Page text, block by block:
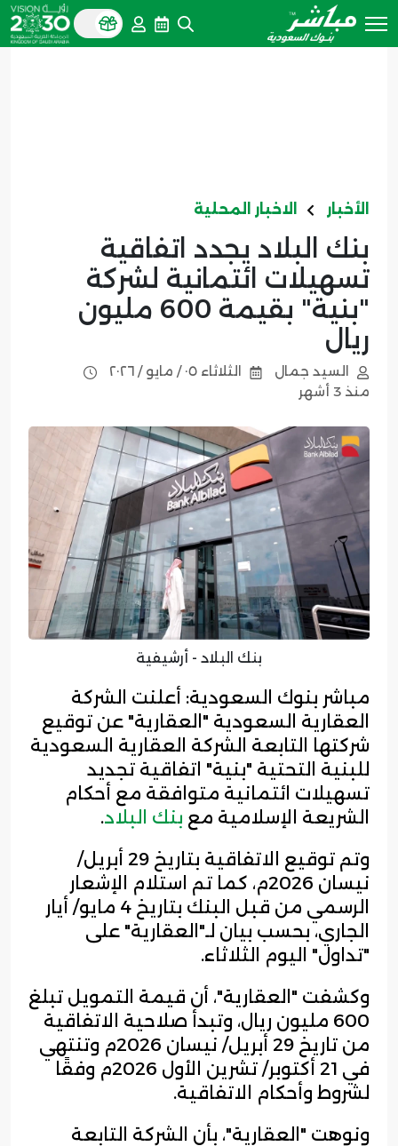
الأخبار الاخبار المحلية
بنك البلاد يجدد اتفاقية
تسهيلات ائتمانية لشركة
"بنية" بقيمة 600 مليون
ريال
السيد جمال
الثلاثاء ٠٥ / مايو / ٢٠٢٦
منذ 3 أشهر
بنك البلاد - أرشيفية
مباشر بنوك السعودية: أعلنت الشركة
العقارية السعودية "العقارية" عن توقيع
شركتها التابعة الشركة العقارية السعودية
للبنية التحتية "بنية" اتفاقية تجديد
تسهيلات ائتمانية متوافقة مع أحكام
الشريعة الإسلامية مع بنك البلاد.
وتم توقيع الاتفاقية بتاريخ 29 أبريل/
نيسان 2026م، كما تم استلام الإشعار
الرسمي من قبل البنك بتاريخ 4 مايو/ أيار
الجاري، بحسب بيان لـ"العقارية" على
"تداول" اليوم الثلاثاء.
وكشفت "العقارية"، أن قيمة التمويل تبلغ
600 مليون ريال، وتبدأ صلاحية الاتفاقية
من تاريخ 29 أبريل/ نيسان 2026م وتنتهي
في 21 أكتوبر/ تشرين الأول 2026م وفقًا
لشروط وأحكام الاتفاقية.
ونوهت "العقارية"، بأن الشركة التابعة